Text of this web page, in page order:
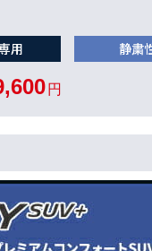
円